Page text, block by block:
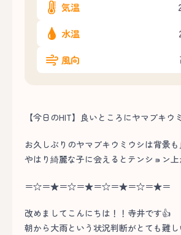
気温
水温
風向
【今日のHIT】良いところにヤマブキウ
お久しぶりのヤマブキウミウシは背景
やはり綺麗な子に会えるとテンション
＝☆＝★＝☆＝★＝☆＝★＝☆＝★＝
改めましてこんにちは！！寺井です👍
朝から大雨という状況判断がとても難